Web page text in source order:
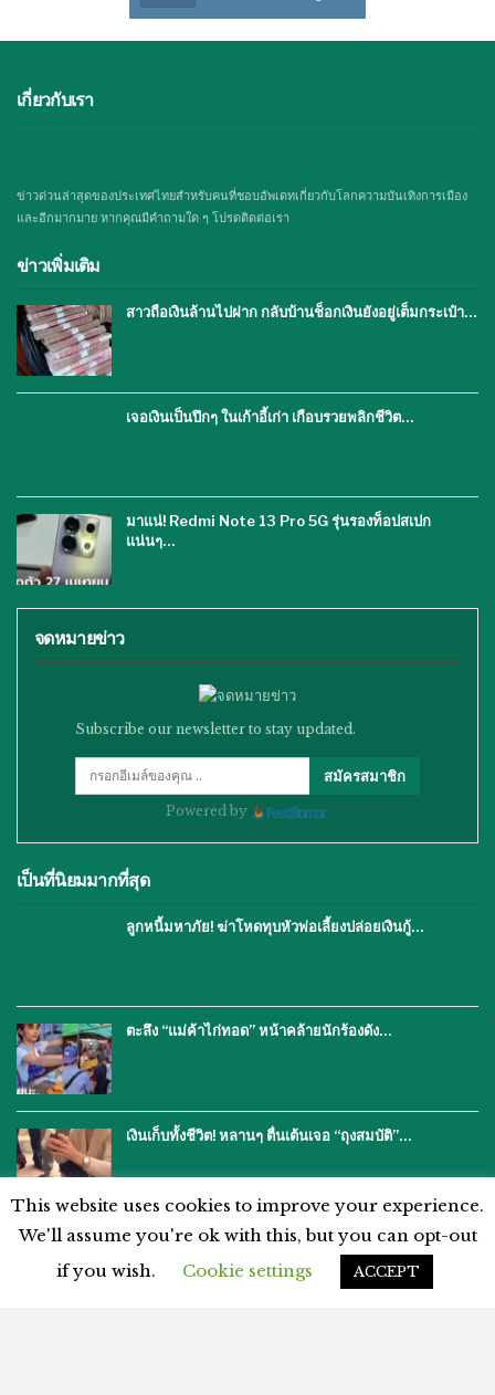
เกี่ยวกับเรา
ข่าวด่วนล่าสุดของประเทศไทยสำหรับคนที่ชอบอัพเดทเกี่ยวกับโลกความบันเทิงการเมือง
และอีกมากมาย หากคุณมีคำถามใด ๆ โปรดติดต่อเรา
ข่าวเพิ่มเติม
สาวถือเงินล้านไปฝาก กลับบ้านช็อกเงินยังอยู่เต็มกระเป๋า…
เจอเงินเป็นปึกๆ ในเก้าอี้เก่า เกือบรวยพลิกชีวิต…
มาแน่! Redmi Note 13 Pro 5G รุ่นรองท็อปสเปก
แน่นๆ…
จดหมายข่าว
Subscribe our newsletter to stay updated.
สมัครสมาชิก
Powered by
เป็นที่นิยมมากที่สุด
ลูกหนี้มหาภัย! ฆ่าโหดทุบหัวพ่อเลี้ยงปล่อยเงินกู้…
ตะลึง “แม่ค้าไก่ทอด” หน้าคล้ายนักร้องดัง…
เงินเก็บทั้งชีวิต! หลานๆ ตื่นเต้นเจอ “ถุงสมบัติ”…
นโยบายความเป็นส่วนตัว
This website uses cookies to improve your experience.
We'll assume you're ok with this, but you can opt-out
if you wish.
Cookie settings ACCEPT